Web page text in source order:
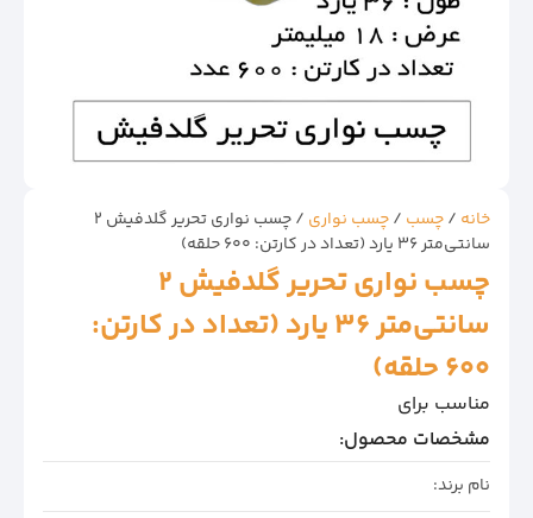
خانه /چسب /چسب نواری
/ چسب نواری تحریر گلدفیش 2
سانتی‌متر 36 یارد (تعداد در کارتن: 600 حلقه)
چسب نواری تحریر گلدفیش 2
سانتی‌متر 36 یارد (تعداد در کارتن:
600 حلقه)
مناسب برای
مشخصات محصول:
نام برند: